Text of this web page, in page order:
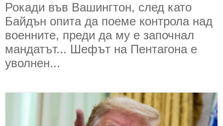
Рокади във Вашингтон, след като
Байдън опита да поеме контрола над
военните, преди да му е започнал
мандатът... Шефът на Пентагона е
уволнен...